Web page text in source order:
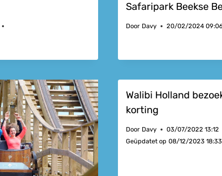
Safaripark Beekse
Door Davy 20/02/2024
Walibi Holland
korting
Door Davy
03/07/2022 13:12
Geüpdatet op 08/12/2023 18:33